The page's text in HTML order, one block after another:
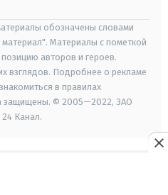
обозначены словами
Материалы с пометкой
авторов и героев.
взглядов. Подробнее о рекламе
в правилах
защищены. © 2005—2022, ЗАО
Канал.